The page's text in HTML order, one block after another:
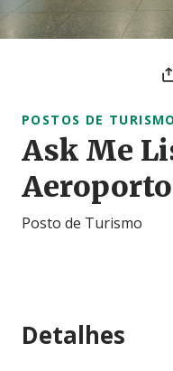
POSTOS DE TURISMO
Ask Me
Posto de Turismo
Detalhes